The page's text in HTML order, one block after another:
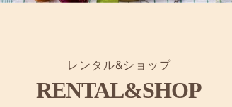
レンタル&ショップ
RENTAL&SHOP